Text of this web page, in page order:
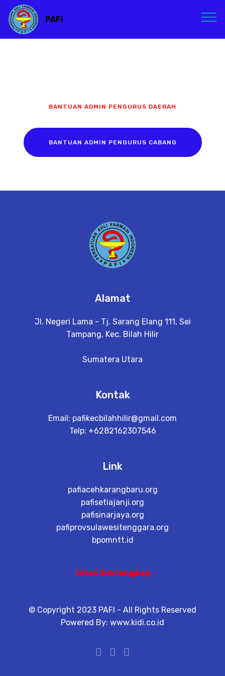
PAFI
BANTUAN ADMIN PENGURUS DAERAH
BANTUAN ADMIN PENGURUS CABANG
Alamat
Jl. Negeri Lama - Tj. Sarang Elang 111, Sei
Tampang, Kec. Bilah Hilir
Sumatera Utara
Kontak
Email: pafikecbilahhilir@gmail.com
Telp: +6282162307546
Link
pafiacehkarangbaru.org
pafisetiajanji.org
pafisinarjaya.org
pafiprovsulawesitenggara.org
bpomntt.id
Lihat link lengkap
© Copyright 2023 PAFI - All Rights Reserved
Powered By: www.kidi.co.id